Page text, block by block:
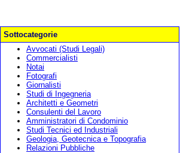
Sottocategorie
Avvocati (Studi Legali)
Commercialisti
Notai
Fotografi
Giornalisti
Studi di Ingegneria
Architetti e Geometri
Consulenti del Lavoro
Amministratori di Condominio
Studi Tecnici ed Industriali
Geologia, Geotecnica e Topografia
Relazioni Pubbliche